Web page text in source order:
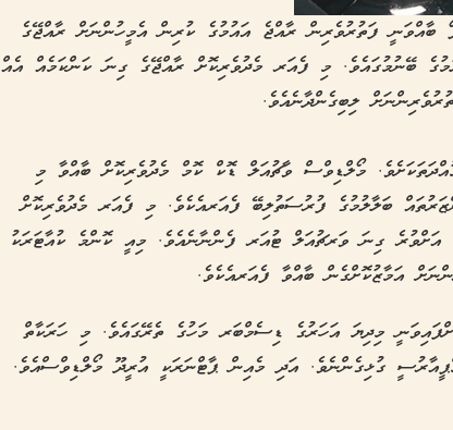
ފަތުރުވެރިން ރާއްޖެ އައުމުގެ ކުރިން އެމީހުންނަށް ރާއްޖޭގެ
ބޭނުމުގައެވެ. މި ފެއަރ މެދުވެރިކޮށް ރާއްޖޭގެ ގިނަ ކަންކަމެއް އެއް
ލިބިގެންދާނެއެވެ.
2 ހަފްތާގެ މުއްދަތަކަށެވެ. މޯލްޑިވްސް ވާޗުއަލް ޑޮކް ކޮމް މެދުވެރިކޮށް ބާއްވާ މި
ބަލާލުމުގެ ފުރުސަތުލިބޭ ފެއަރއެކެވެ. މި ފެއަރ މެދުވެރިކޮށް
ރާއްޖޭގެ 150 ވަރަކަށް ރަށުގެ 2000 އަށްވުރެ ގިނަ ވަރޗުއަލް ޓުއަރ ފެންނާނެއެވެ. މިއީ ކޮންމެ ކުއާޓަރަކު
އަމާޒުކޮށްގެން ބާއްވާ ފެއަރއެކެވެ.
މިދިޔަ އަހަރުގެ ޑިސެމްބަރ މަހުގެ ތެރޭގައެވެ. މި ހަރަކާތް
ގުޅިގެންނެވެ. އަދި މެއިން ޕާޓްނަރަކީ އުރީދޫ މޯލްޑިވްސްއެވެ.